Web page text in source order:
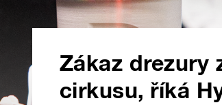
Zákaz drezury
cirkusu, říká